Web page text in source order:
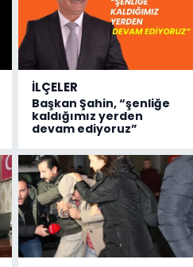
İLÇELER
Başkan Şahin, “şenliğe
kaldığımız yerden
devam ediyoruz”